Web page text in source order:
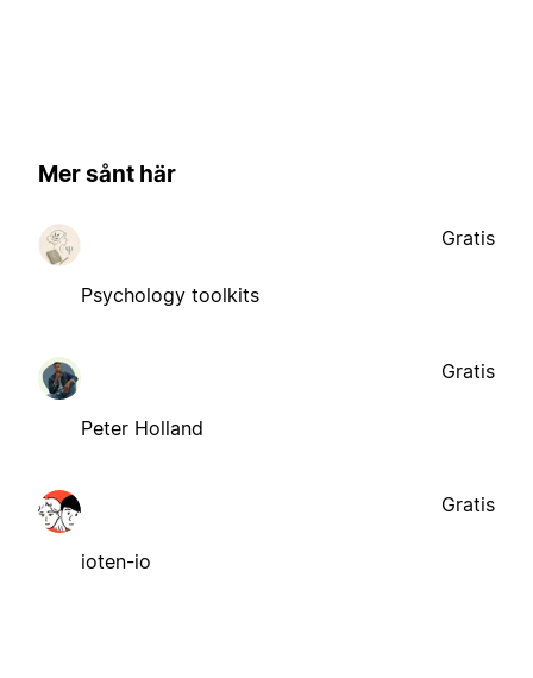
Mer sånt här
Psychology toolkits
Gratis
Peter Holland
Gratis
ioten-io
Gratis